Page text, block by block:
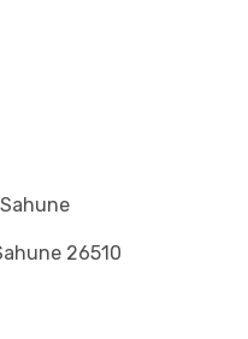
26510